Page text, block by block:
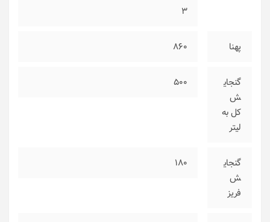
3
پهنا 860
گنجای
ش
کل به
لیتر
500
گنجای
ش
فریز
180